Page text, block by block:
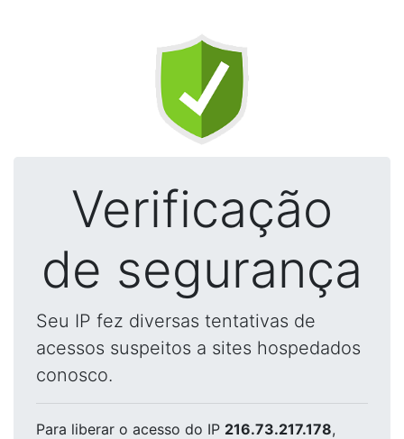
Verificação
de segurança
Seu IP fez diversas tentativas de
acessos suspeitos a sites hospedados
conosco.
Para liberar o acesso do IP 216.73.217.178,